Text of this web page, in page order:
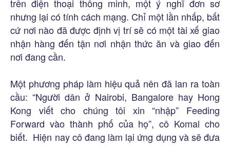
trên điện thoại thông minh, một ý nghĩ đơn sơ
nhưng lại có tính cách mạng. Chỉ một lần nhấp, bất
cứ nơi nào đã được định vị trí sẽ có một tài xế giao
nhận hàng đến tận nơi nhận thức ăn và giao đến
nơi đang cần.
Một phương pháp làm hiệu quả nên đã lan ra toàn
cầu: “Người dân ở Nairobi, Bangalore hay Hong
Kong viết cho chúng tôi xin “nhập” Feeding
Forward vào thành phố của họ”, cô Komal cho
biết. Hiện nay cô đang làm lại ứng dụng và sẽ đưa